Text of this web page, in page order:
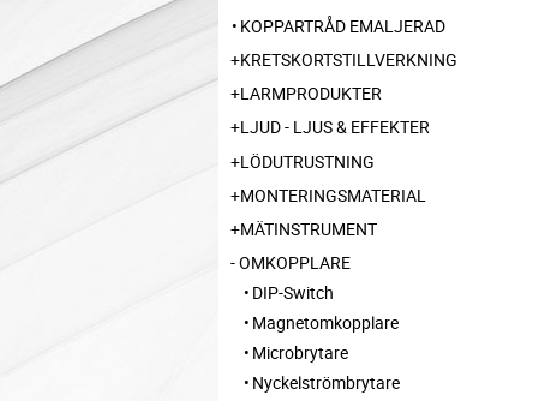
KOPPARTRÅD EMALJERAD
KRETSKORTSTILLVERKNING
LARMPRODUKTER
LJUD - LJUS & EFFEKTER
LÖDUTRUSTNING
MONTERINGSMATERIAL
MÄTINSTRUMENT
OMKOPPLARE
DIP-Switch
Magnetomkopplare
Microbrytare
Nyckelströmbrytare